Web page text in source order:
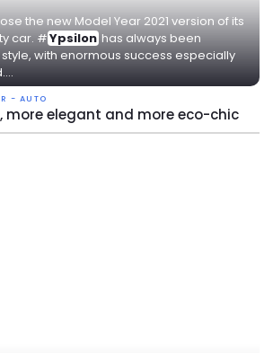
the new Model Year 2021 version of its
car. #Ypsilon has always been
with enormous success especially
- AUTO
more elegant and more eco-chic